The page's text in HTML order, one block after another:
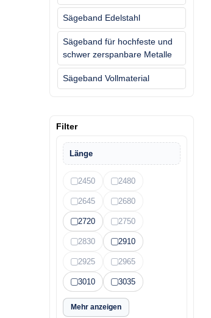
Sägeband Edelstahl
Sägeband für hochfeste und
schwer zerspanbare Metalle
Sägeband Vollmaterial
Filter
Länge
2450 2480
2645 2680
2720 2750
2830 2910
2925 2965
3010 3035
Mehr anzeigen